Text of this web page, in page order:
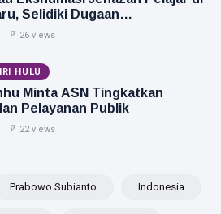
Selidiki Dugaan
26 views
HULU
Minta ASN Tingkatkan
Pelayanan Publik
22 views
Prabowo Subianto Indonesia